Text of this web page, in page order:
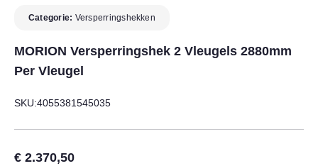
Categorie: Versperringshekken
MORION Versperringshek 2 Vleugels 2880mm
Per Vleugel
SKU:4055381545035
€ 2.370,50